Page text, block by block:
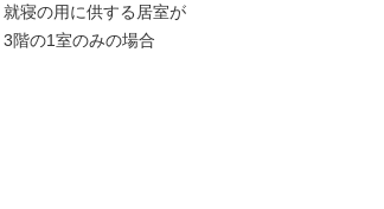
就寝の用に供する居室が
3階の1室のみの場合